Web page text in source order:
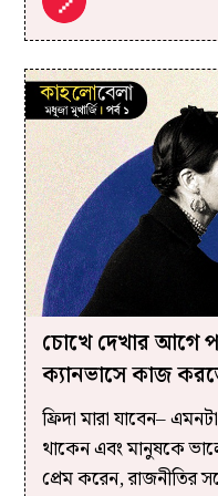
চোখে দেখার আগে
ক্যানভাসে কাজ
ফ্রিদা মারা যাবেন–
থাকেন এবং মানুষকে
প্রেম করেন, রাজনীতির